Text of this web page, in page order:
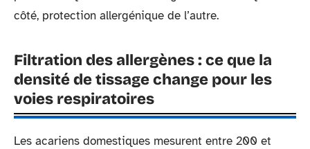
côté, protection allergénique de l’autre.
Filtration des allergènes : ce que la
densité de tissage change pour les
voies respiratoires
Les acariens domestiques mesurent entre 200 et